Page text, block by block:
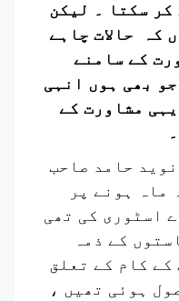
کر سکتا ۔ لیکن
کہ حالات چاہے
کے سامنے
بھی ہوں انہی
مشاورت کے
حامد صاحب
ماہ ہونے پر
اسٹوری کی تھی
کے ذمہ
کے کام کے تعلق
ہوئی تھیں ،